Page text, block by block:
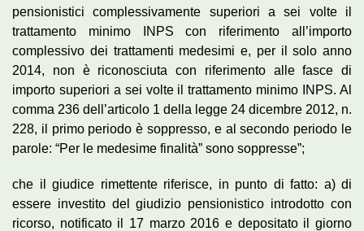
pensionistici complessivamente superiori a sei volte il
trattamento minimo INPS con riferimento all’importo
complessivo dei trattamenti medesimi e, per il solo anno
2014, non è riconosciuta con riferimento alle fasce di
importo superiori a sei volte il trattamento minimo INPS. Al
comma 236 dell’articolo 1 della legge 24 dicembre 2012, n.
228, il primo periodo è soppresso, e al secondo periodo le
parole: “Per le medesime finalità” sono soppresse”;
che il giudice rimettente riferisce, in punto di fatto: a) di
essere investito del giudizio pensionistico introdotto con
ricorso, notificato il 17 marzo 2016 e depositato il giorno